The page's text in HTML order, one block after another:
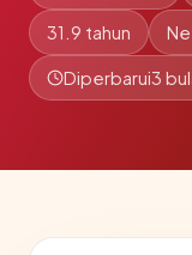
31.9 tahun
Diperbarui3